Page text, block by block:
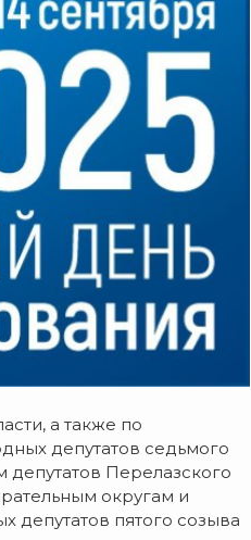
а также по
депутатов седьмого
Перелазского
округам и
депутатов пятого созыва